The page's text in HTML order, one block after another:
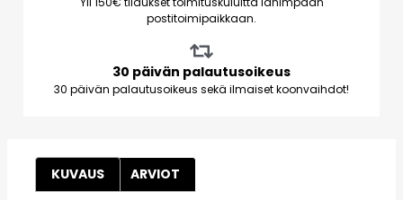
postitoimipaikkaan.
30 päivän palautusoikeus
30 päivän palautusoikeus sekä ilmaiset koonvaihdot!
KUVAUS ARVIOT